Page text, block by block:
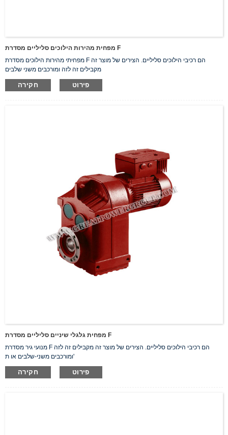
מפחית מהירות הילוכים סליליים מסדרת F
מפחיתי מהירות הילוכים מסדרת F הם רכיבי הילוכים סליליים. הצירים של מוצר זה
מקבילים זה לזה ומורכבים משני שלבים
חקירה פירוט
מפחית גלגלי שיניים סליליים מסדרת F
מנועי גיר מסדרת F הם רכיבי הילוכים סליליים. הצירים של מוצר זה מקבילים זה לזה
ומורכבים משני-שלבים או ת'
חקירה פירוט